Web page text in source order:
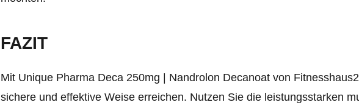
FAZIT
Mit Unique Pharma Deca 250mg | Nandrolon Decanoat von
sichere und effektive Weise erreichen. Nutzen Sie die leistungsstarken